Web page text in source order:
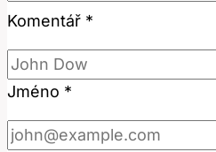
Komentář *
Jméno *